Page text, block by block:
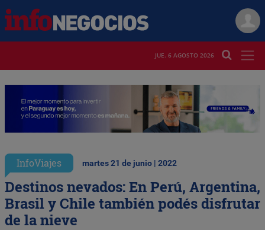
JUE. 6 AGOSTO 2026
InfoViajes martes 21 de junio | 2022
Destinos nevados: En Perú, Argentina,
Brasil y Chile también podés disfrutar
de la nieve